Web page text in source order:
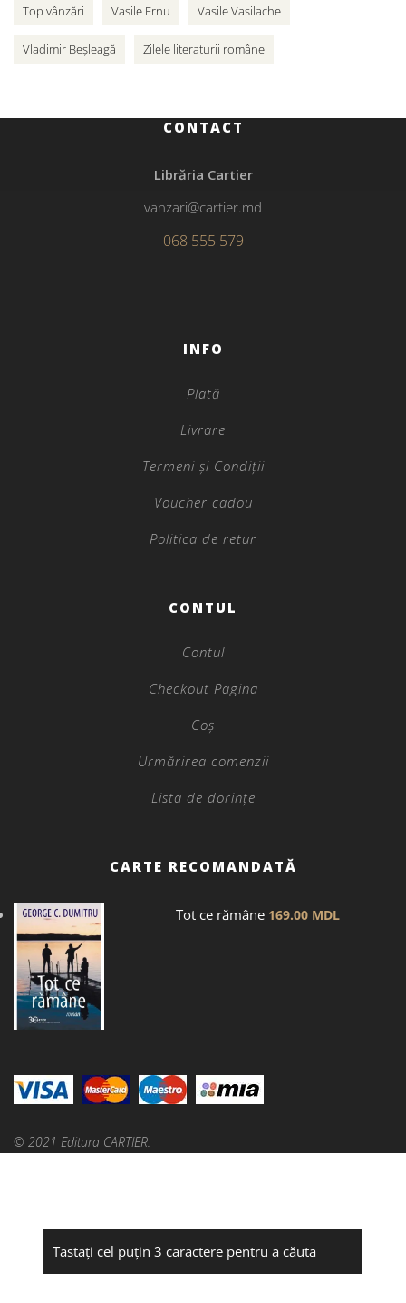
Top vânzări Vasile Ernu Vasile Vasilache
Vladimir Beșleagă Zilele literaturii române
CONTACT
Librăria Cartier
vanzari@cartier.md
068 555 579
INFO
Plată
Livrare
Termeni și Condiții
Voucher cadou
Politica de retur
CONTUL
Contul
Checkout Pagina
Coș
Urmărirea comenzii
Lista de dorințe
CARTE RECOMANDATĂ
Tot ce rămâne 169.00 MDL
© 2021 Editura CARTIER.